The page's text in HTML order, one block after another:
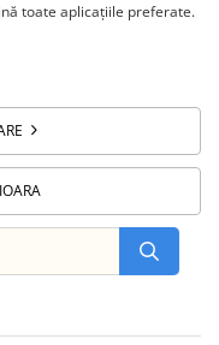
toate aplicațiile preferate.